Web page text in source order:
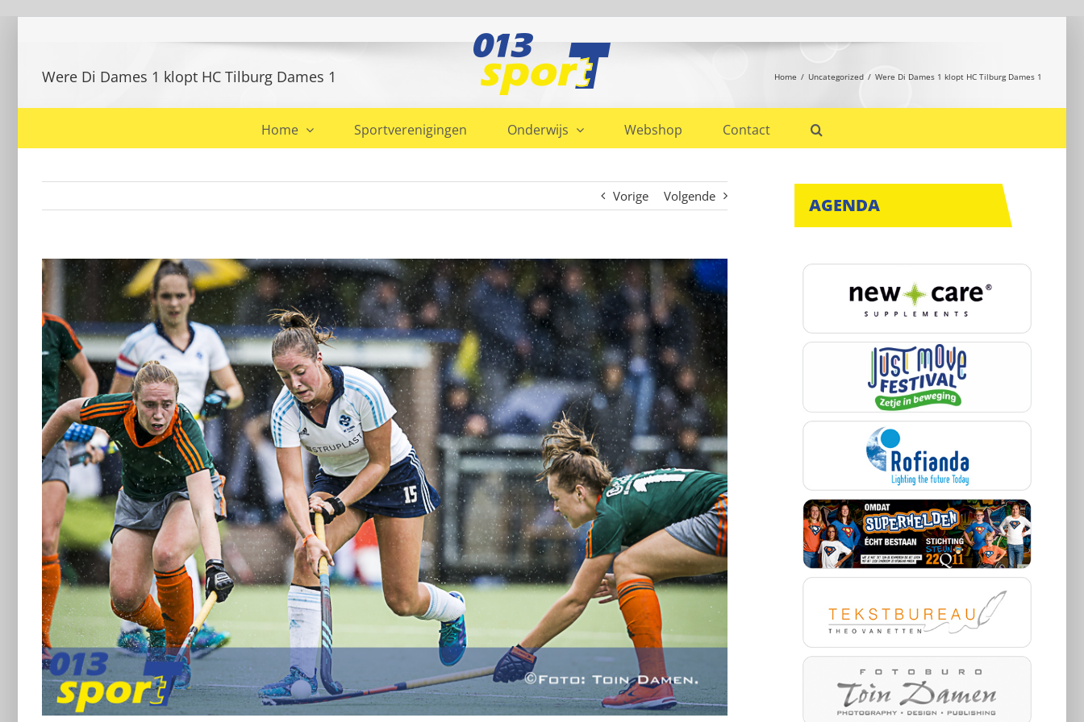
Home Sportverenigingen Onderwijs Webshop Contact
Were Di Dames 1 klopt HC Tilburg Dames 1 Home Uncategorized Were Di Dames 1 klopt HC Tilburg Dames 1
Vorige Volgende
Bekijk
grotere
afbeelding